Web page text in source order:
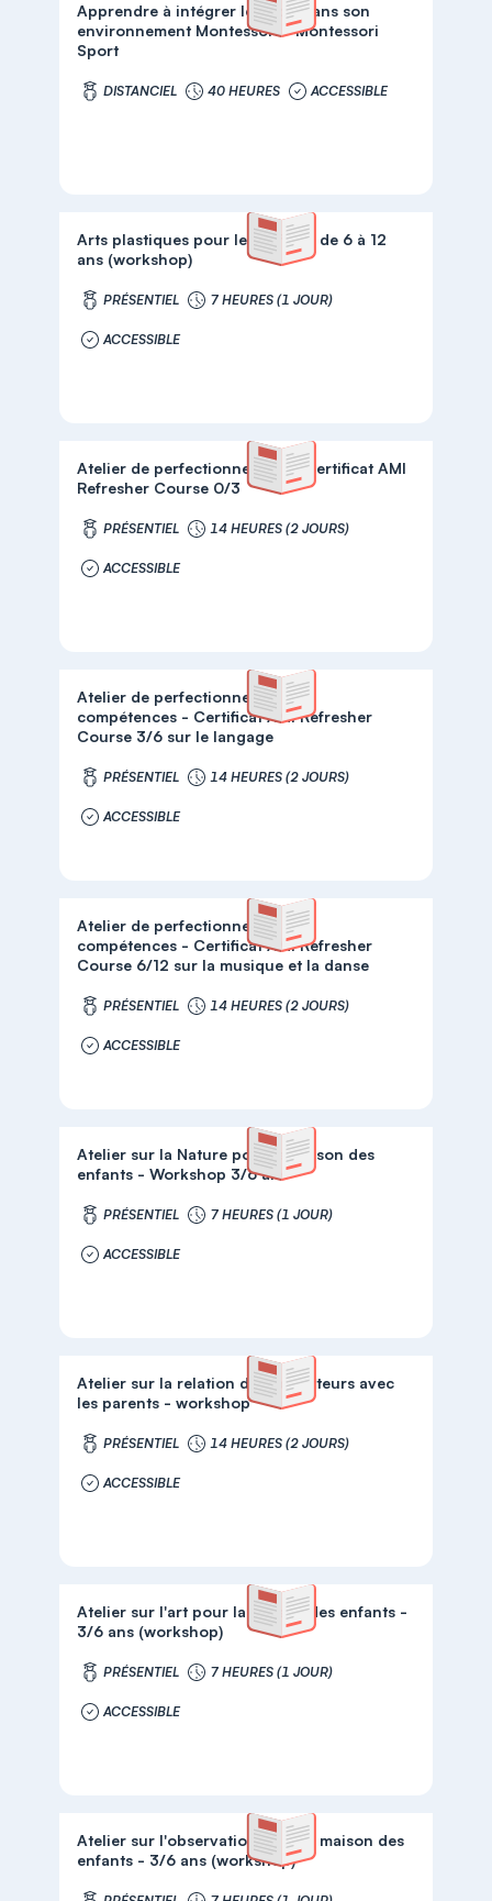
Apprendre à intégrer le sport dans son
environnement Montessori - Montessori
Sport
DISTANCIEL 40 HEURES ACCESSIBLE
Arts plastiques pour les enfants de 6 à 12
ans (workshop)
PRÉSENTIEL 7 HEURES (1 JOUR)
ACCESSIBLE
Atelier de perfectionnement - Certificat AMI
Refresher Course 0/3
PRÉSENTIEL 14 HEURES (2 JOURS)
ACCESSIBLE
Atelier de perfectionnement de
compétences - Certificat AMI Refresher
Course 3/6 sur le langage
PRÉSENTIEL 14 HEURES (2 JOURS)
ACCESSIBLE
Atelier de perfectionnement de
compétences - Certificat AMI Refresher
Course 6/12 sur la musique et la danse
PRÉSENTIEL 14 HEURES (2 JOURS)
ACCESSIBLE
Atelier sur la Nature pour la Maison des
enfants - Workshop 3/6 ans
PRÉSENTIEL 7 HEURES (1 JOUR)
ACCESSIBLE
Atelier sur la relation des éducateurs avec
les parents - workshop
PRÉSENTIEL 14 HEURES (2 JOURS)
ACCESSIBLE
Atelier sur l'art pour la Maison des enfants -
3/6 ans (workshop)
PRÉSENTIEL 7 HEURES (1 JOUR)
ACCESSIBLE
Atelier sur l'observation pour la maison des
enfants - 3/6 ans (workshop)